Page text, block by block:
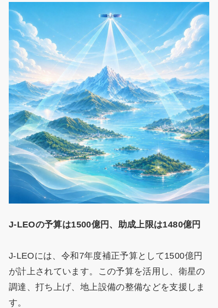
J-LEOの予算は1500億円、助成上限は1480億円
J-LEOには、令和7年度補正予算として1500億円
が計上されています。この予算を活用し、衛星の
調達、打ち上げ、地上設備の整備などを支援しま
す。